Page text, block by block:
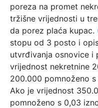
poreza na promet
tržišne vrijednosti u
da porez plaća kupac.
stopu od 3 posto i
utvrđivanja osnovice i
vrijednost nekretnine
200.000 pomnoženo
Ako je vrijednost
pomnoženo s 0,03